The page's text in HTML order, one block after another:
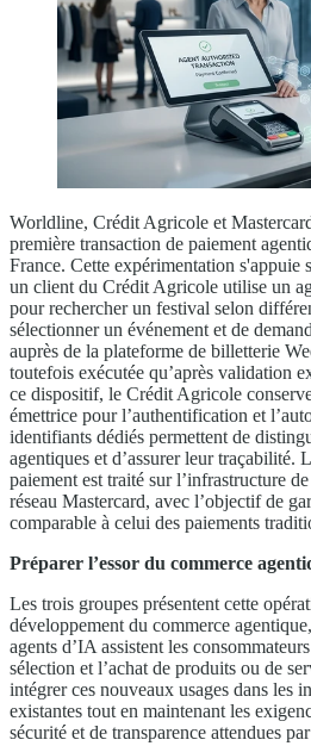
Worldline, Crédit Agricole et
première transaction de paiement
France. Cette expérimentation s'appuie
un client du Crédit Agricole utilise un
pour rechercher un festival selon
sélectionner un événement et de
auprès de la plateforme de billetterie
toutefois exécutée qu’après validation
ce dispositif, le Crédit Agricole
émettrice pour l’authentification et
identifiants dédiés permettent de
agentiques et d’assurer leur traçabilité.
paiement est traité sur l’infrastructure
réseau Mastercard, avec l’objectif de
comparable à celui des paiements
Préparer l’essor du commerce
Les trois groupes présentent cette
développement du commerce
agents d’IA assistent les
sélection et l’achat de produits ou de
intégrer ces nouveaux usages dans les
existantes tout en maintenant les
sécurité et de transparence attendues